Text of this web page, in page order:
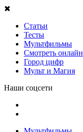
✖
Статьи
Тесты
Мультфильмы
Смотреть онлайн
Город цифр
Мульт и Магия
Наши соцсети